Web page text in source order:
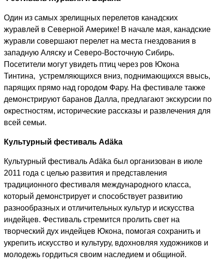
Один из самых зрелищных перелетов канадских
журавлей в Северной Америке! В начале мая, канадские
журавли совершают перелет на места гнездования в
западную Аляску и Северо-Восточную Сибирь.
Посетители могут увидеть птиц через ров Юкона
Тинтина, устремляющихся вниз, поднимающихся ввысь,
парящих прямо над городом Фару. На фестивале также
демонстрируют баранов Далла, предлагают экскурсии по
окрестностям, исторические рассказы и развлечения для
всей семьи.
Культурный фестиваль Adäka
Культурный фестиваль Adäka был организован в июле
2011 года с целью развития и представления
традиционного фестиваля международного класса,
который демонстрирует и способствует развитию
разнообразных и отличительных культур и искусства
индейцев. Фестиваль стремится пролить свет на
творческий дух индейцев Юкона, помогая сохранить и
укрепить искусство и культуру, вдохновляя художников и
молодежь гордиться своим наследием и общиной.